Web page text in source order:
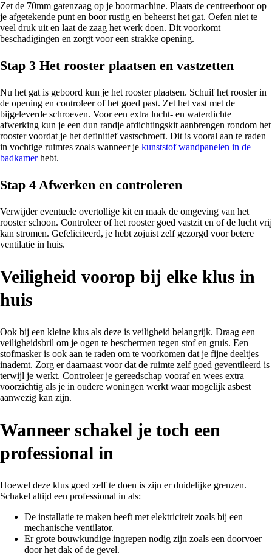
Zet de 70mm gatenzaag op je boormachine. Plaats de centreerboor op
je afgetekende punt en boor rustig en beheerst het gat. Oefen niet te
veel druk uit en laat de zaag het werk doen. Dit voorkomt
beschadigingen en zorgt voor een strakke opening.
Stap 3 Het rooster plaatsen en vastzetten
Nu het gat is geboord kun je het rooster plaatsen. Schuif het rooster in
de opening en controleer of het goed past. Zet het vast met de
bijgeleverde schroeven. Voor een extra lucht- en waterdichte
afwerking kun je een dun randje afdichtingskit aanbrengen rondom het
rooster voordat je het definitief vastschroeft. Dit is vooral aan te raden
in vochtige ruimtes zoals wanneer je kunststof wandpanelen in de
badkamerhebt.
Stap 4 Afwerken en controleren
Verwijder eventuele overtollige kit en maak de omgeving van het
rooster schoon. Controleer of het rooster goed vastzit en of de lucht vrij
kan stromen. Gefeliciteerd, je hebt zojuist zelf gezorgd voor betere
ventilatie in huis.
Veiligheid voorop bij elke klus in
huis
Ook bij een kleine klus als deze is veiligheid belangrijk. Draag een
veiligheidsbril om je ogen te beschermen tegen stof en gruis. Een
stofmasker is ook aan te raden om te voorkomen dat je fijne deeltjes
inademt. Zorg er daarnaast voor dat de ruimte zelf goed geventileerd is
terwijl je werkt. Controleer je gereedschap vooraf en wees extra
voorzichtig als je in oudere woningen werkt waar mogelijk asbest
aanwezig kan zijn.
Wanneer schakel je toch een
professional in
Hoewel deze klus goed zelf te doen is zijn er duidelijke grenzen.
Schakel altijd een professional in als:
De installatie te maken heeft met elektriciteit zoals bij een
mechanische ventilator.
Er grote bouwkundige ingrepen nodig zijn zoals een doorvoer
door het dak of de gevel.